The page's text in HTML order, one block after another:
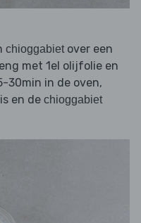
chioggabietover een
met 1el olijfolie en
30min in de oven,
en de chioggabiet